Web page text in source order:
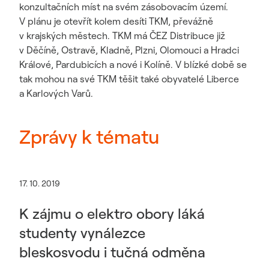
konzultačních míst na svém zásobovacím území.
V plánu je otevřít kolem desíti TKM, převážně
v krajských městech. TKM má ČEZ Distribuce již
v Děčíně, Ostravě, Kladně, Plzni, Olomouci a Hradci
Králové, Pardubicích a nové i Kolíně. V blízké době se
tak mohou na své TKM těšit také obyvatelé Liberce
a Karlových Varů.
Zprávy k tématu
17. 10. 2019
K zájmu o elektro obory láká
studenty vynálezce
bleskosvodu i tučná odměna